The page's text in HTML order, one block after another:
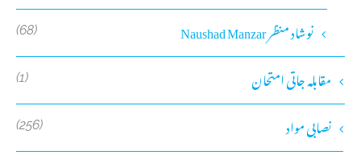
نوشاد منظر Naushad Manzar (68)
مقابلہ جاتی امتحان (1)
نصابی مواد (256)